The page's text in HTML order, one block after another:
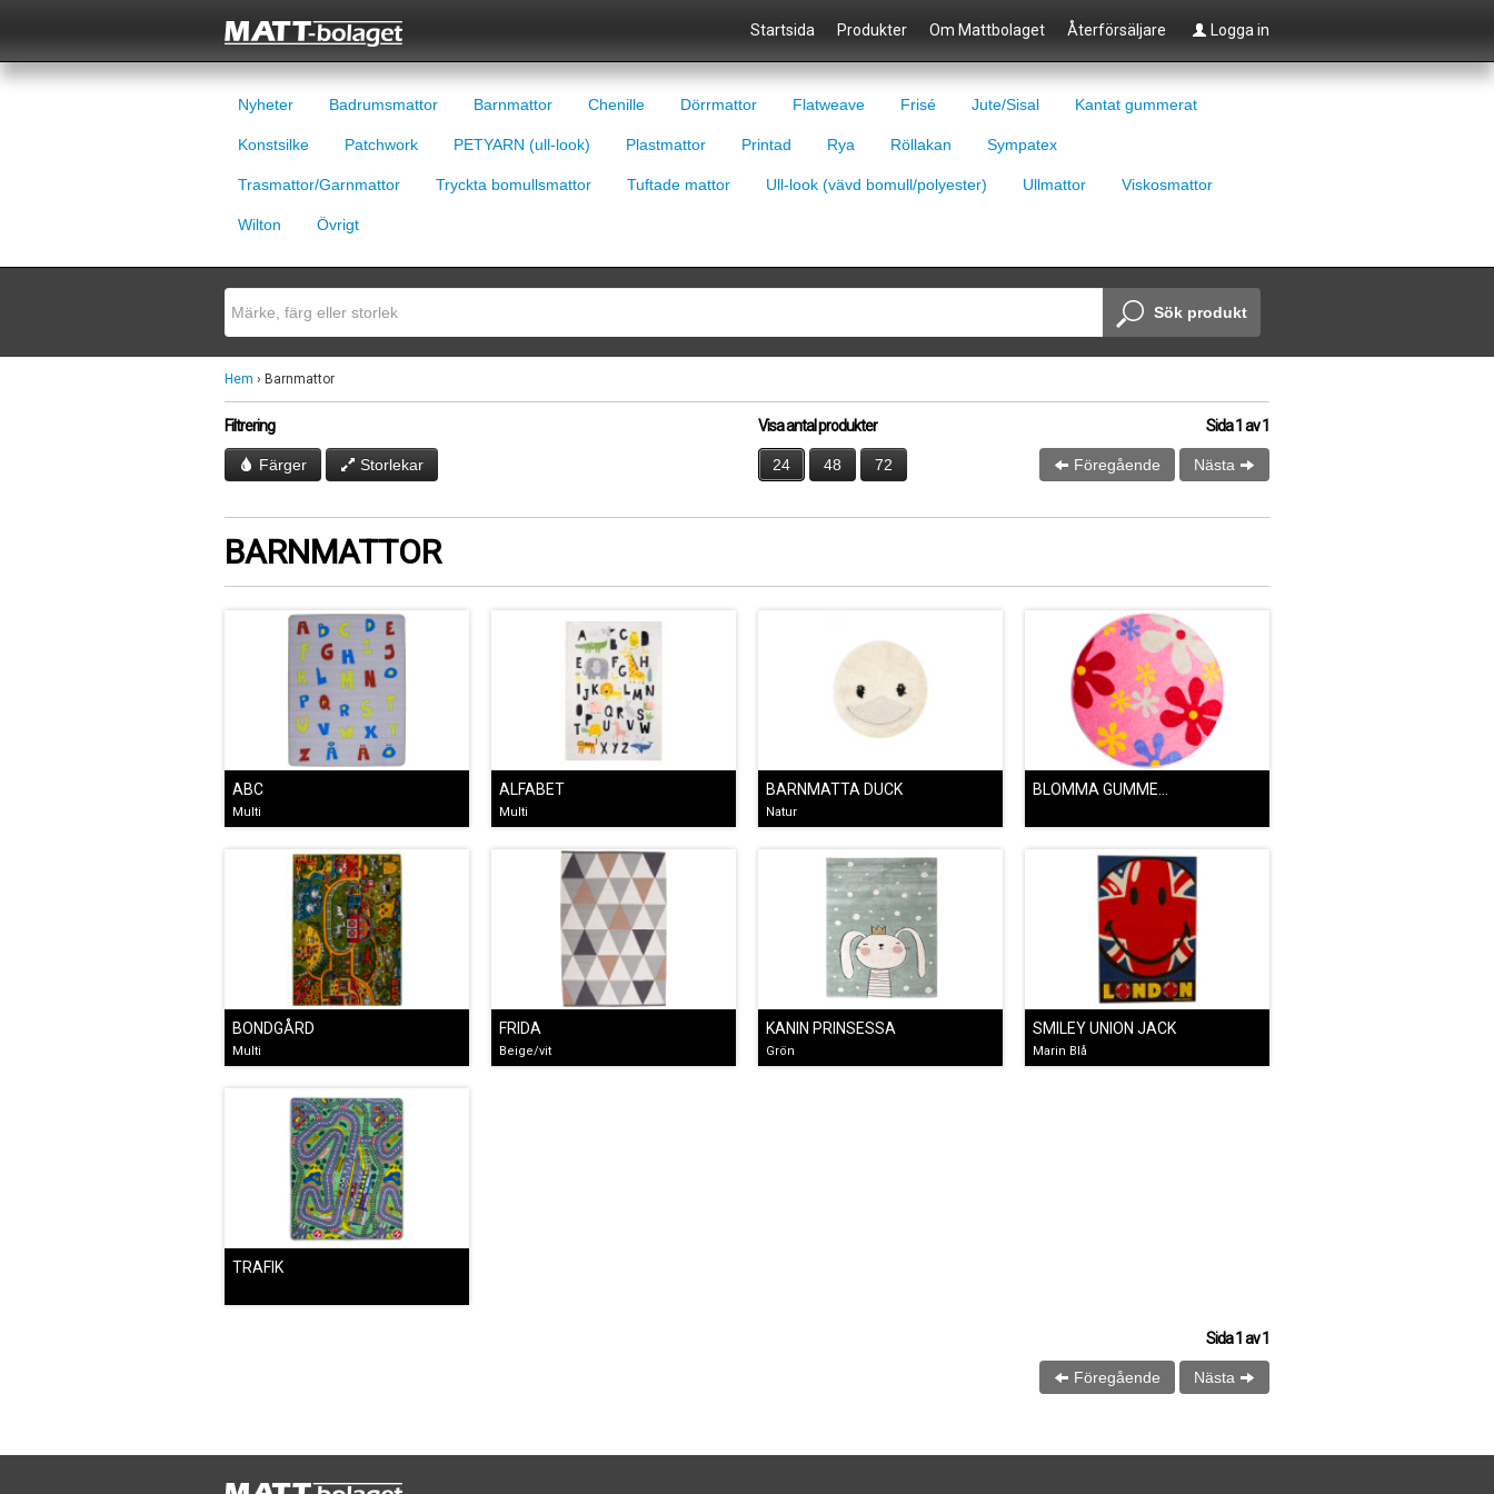
Startsida Produkter Om Mattbolaget Återförsäljare Logga in
Nyheter Badrumsmattor Barnmattor Chenille Dörrmattor Flatweave Frisé Jute/Sisal Kantat gummerat
Konstsilke Patchwork PETYARN (ull-look) Plastmattor Printad Rya Röllakan Sympatex
Trasmattor/Garnmattor Tryckta bomullsmattor Tuftade mattor Ull-look (vävd bomull/polyester) Ullmattor Viskosmattor
Wilton Övrigt
Sök produkt
Hem › Barnmattor
Filtrering
Färger Storlekar
Visa antal produkter
24 48 72
Sida1 av1
Föregående Nästa
BARNMATTOR
ABC
Multi
ALFABET
Multi
BARNMATTA DUCK
Natur
BONDGÅRD
Multi
FRIDA
Beige/vit
KANIN PRINSESSA
Grön
SMILEY UNION JACK
Marin Blå
TRAFIK
Sida1 av1
Föregående Nästa